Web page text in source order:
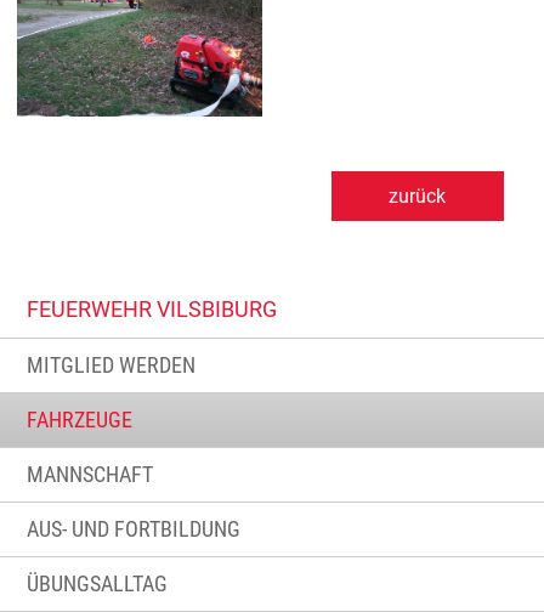
zurück
FEUERWEHR VILSBIBURG
MITGLIED WERDEN
FAHRZEUGE
MANNSCHAFT
AUS- UND FORTBILDUNG
ÜBUNGSALLTAG